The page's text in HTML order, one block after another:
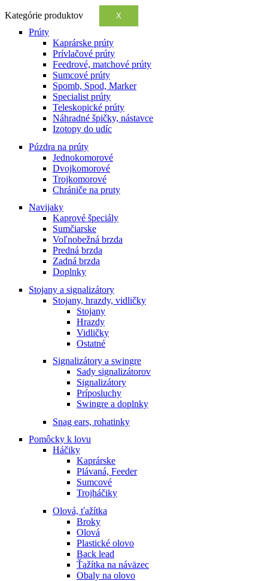
Kategórie produktov X
Prúty
Kaprárske prúty
Prívlačové prúty
Feedrové, matchové prúty
Sumcové prúty
Spomb, Spod, Marker
Specialist prúty
Teleskopické prúty
Náhradné špičky, nástavce
Izotopy do udíc
Púzdra na prúty
Jednokomorové
Dvojkomorové
Trojkomorové
Chrániče na pruty
Navijaky
Kaprové špeciály
Sumčiarske
Voľnobežná brzda
Predná brzda
Zadná brzda
Doplnky
Stojany a signalizátory
Stojany, hrazdy, vidličky
Stojany
Hrazdy
Vidličky
Ostatné
Signalizátory a swingre
Sady signalizátorov
Signalizátory
Príposluchy
Swingre a doplnky
Snag ears, rohatinky
Pomôcky k lovu
Háčiky
Kaprárske
Plávaná, Feeder
Sumcové
Trojháčiky
Olová, ťažítka
Broky
Olová
Plastické olovo
Back lead
Ťažítka na náväzec
Obaly na olovo